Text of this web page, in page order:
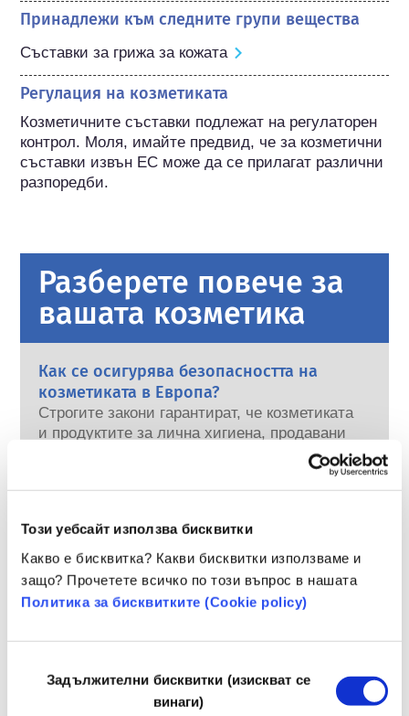
Този уебсайт използва бисквитки
Какво е бисквитка? Какви бисквитки използваме и
защо? Прочетете всичко по този въпрос в нашата
Политика за бисквитките (Сookie policy)
Задължителни бисквитки (изискват се
винаги)
Принадлежи към следните групи вещества
Съставки за грижа за кожата
Регулация на козметиката
Козметичните съставки подлежат на регулаторен
контрол. Моля, имайте предвид, че за козметични
съставки извън ЕС може да се прилагат различни
разпоредби.
Разберете повече за
вашата козметика
Как се осигурява безопасността на
козметиката в Европа?
Строгите закони гарантират, че козметиката
и продуктите за лична хигиена, продавани
в Европейския съюз, са безопасни за
националните и европейските регулаторни
осигуряванете на безопасността на
козметичните продукти.
разрушители?
козметичните продукти, се твърди, че са
„ендокринни разрушители“, защото имат
потенциала да имитират някои от
защото нещо има потенциала да имитира
ендокринна система. Много вещества,
включително естествени, имитиращи
прочетете повече
В Европейския съюз тестването на
козметика върху животни е напълно